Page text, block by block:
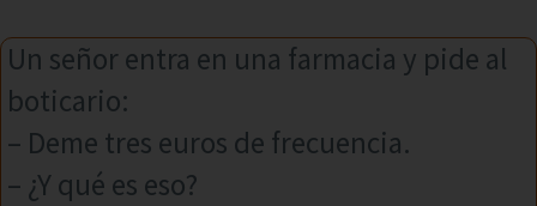
Un señor entra en una farmacia y pide al
boticario:
– Deme tres euros de frecuencia.
– ¿Y qué es eso?